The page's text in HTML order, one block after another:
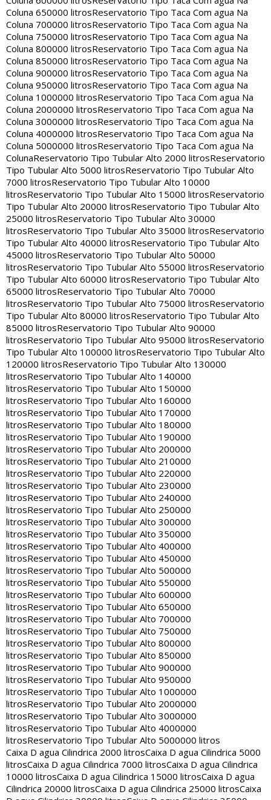
Coluna 650000 litrosReservatorio Tipo Taca Com agua Na
Coluna 700000 litrosReservatorio Tipo Taca Com agua Na
Coluna 750000 litrosReservatorio Tipo Taca Com agua Na
Coluna 800000 litrosReservatorio Tipo Taca Com agua Na
Coluna 850000 litrosReservatorio Tipo Taca Com agua Na
Coluna 900000 litrosReservatorio Tipo Taca Com agua Na
Coluna 950000 litrosReservatorio Tipo Taca Com agua Na
Coluna 1000000 litrosReservatorio Tipo Taca Com agua Na
Coluna 2000000 litrosReservatorio Tipo Taca Com agua Na
Coluna 3000000 litrosReservatorio Tipo Taca Com agua Na
Coluna 4000000 litrosReservatorio Tipo Taca Com agua Na
Coluna 5000000 litrosReservatorio Tipo Taca Com agua Na
ColunaReservatorio Tipo Tubular Alto 2000 litrosReservatorio
Tipo Tubular Alto 5000 litrosReservatorio Tipo Tubular Alto
7000 litrosReservatorio Tipo Tubular Alto 10000
litrosReservatorio Tipo Tubular Alto 15000 litrosReservatorio
Tipo Tubular Alto 20000 litrosReservatorio Tipo Tubular Alto
25000 litrosReservatorio Tipo Tubular Alto 30000
litrosReservatorio Tipo Tubular Alto 35000 litrosReservatorio
Tipo Tubular Alto 40000 litrosReservatorio Tipo Tubular Alto
45000 litrosReservatorio Tipo Tubular Alto 50000
litrosReservatorio Tipo Tubular Alto 55000 litrosReservatorio
Tipo Tubular Alto 60000 litrosReservatorio Tipo Tubular Alto
65000 litrosReservatorio Tipo Tubular Alto 70000
litrosReservatorio Tipo Tubular Alto 75000 litrosReservatorio
Tipo Tubular Alto 80000 litrosReservatorio Tipo Tubular Alto
85000 litrosReservatorio Tipo Tubular Alto 90000
litrosReservatorio Tipo Tubular Alto 95000 litrosReservatorio
Tipo Tubular Alto 100000 litrosReservatorio Tipo Tubular Alto
120000 litrosReservatorio Tipo Tubular Alto 130000
litrosReservatorio Tipo Tubular Alto 140000
litrosReservatorio Tipo Tubular Alto 150000
litrosReservatorio Tipo Tubular Alto 160000
litrosReservatorio Tipo Tubular Alto 170000
litrosReservatorio Tipo Tubular Alto 180000
litrosReservatorio Tipo Tubular Alto 190000
litrosReservatorio Tipo Tubular Alto 200000
litrosReservatorio Tipo Tubular Alto 210000
litrosReservatorio Tipo Tubular Alto 220000
litrosReservatorio Tipo Tubular Alto 230000
litrosReservatorio Tipo Tubular Alto 240000
litrosReservatorio Tipo Tubular Alto 250000
litrosReservatorio Tipo Tubular Alto 300000
litrosReservatorio Tipo Tubular Alto 350000
litrosReservatorio Tipo Tubular Alto 400000
litrosReservatorio Tipo Tubular Alto 450000
litrosReservatorio Tipo Tubular Alto 500000
litrosReservatorio Tipo Tubular Alto 550000
litrosReservatorio Tipo Tubular Alto 600000
litrosReservatorio Tipo Tubular Alto 650000
litrosReservatorio Tipo Tubular Alto 700000
litrosReservatorio Tipo Tubular Alto 750000
litrosReservatorio Tipo Tubular Alto 800000
litrosReservatorio Tipo Tubular Alto 850000
litrosReservatorio Tipo Tubular Alto 900000
litrosReservatorio Tipo Tubular Alto 950000
litrosReservatorio Tipo Tubular Alto 1000000
litrosReservatorio Tipo Tubular Alto 2000000
litrosReservatorio Tipo Tubular Alto 3000000
litrosReservatorio Tipo Tubular Alto 4000000
litrosReservatorio Tipo Tubular Alto 5000000 litros
Caixa D agua Cilindrica 2000 litrosCaixa D agua Cilindrica 5000
litrosCaixa D agua Cilindrica 7000 litrosCaixa D agua Cilindrica
10000 litrosCaixa D agua Cilindrica 15000 litrosCaixa D agua
Cilindrica 20000 litrosCaixa D agua Cilindrica 25000 litrosCaixa